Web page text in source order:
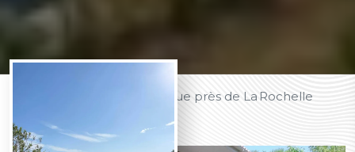
Séjour économique près de La Rochelle